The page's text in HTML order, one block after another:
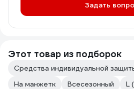
Задать
Этот товар из подборок
Средства индивидуальной
На манжетк
Всесезонный
L